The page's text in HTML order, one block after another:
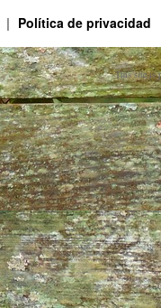
Política de privacidad
This site is